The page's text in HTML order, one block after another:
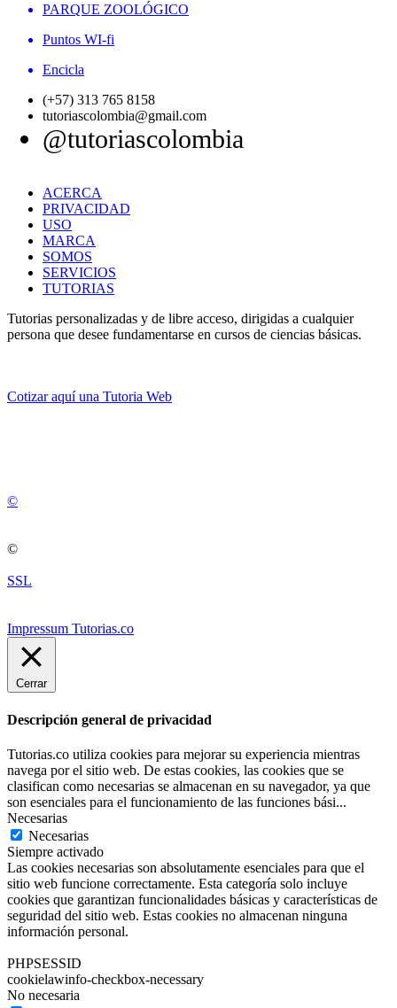
PARQUE ZOOLÓGICO
Puntos WI-fi
Encicla
(+57) 313 765 8158
tutoriascolombia@gmail.com
@tutoriascolombia
ACERCA
PRIVACIDAD
USO
MARCA
SOMOS
SERVICIOS
TUTORIAS
Tutorias personalizadas y de libre acceso, dirigidas a cualquier
persona que desee fundamentarse en cursos de ciencias básicas.
Cotizar aquí una Tutoria Web
©
©
SSL
Impressum Tutorias.co
Cerrar
Descripción general de privacidad
Tutorias.co utiliza cookies para mejorar su experiencia mientras
navega por el sitio web. De estas cookies, las cookies que se
clasifican como necesarias se almacenan en su navegador, ya que
son esenciales para el funcionamiento de las funciones bási...
Necesarias
Necesarias
Siempre activado
Las cookies necesarias son absolutamente esenciales para que el
sitio web funcione correctamente. Esta categoría solo incluye
cookies que garantizan funcionalidades básicas y características de
seguridad del sitio web. Estas cookies no almacenan ninguna
información personal.
PHPSESSID
cookielawinfo-checkbox-necessary
No necesaria